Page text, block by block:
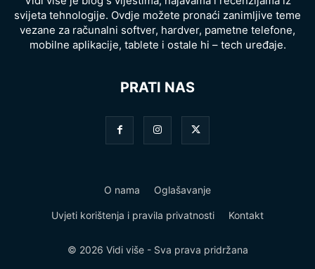
svijeta tehnologije. Ovdje možete pronaći zanimljive teme
vezane za računalni softver, hardver, pametne telefone,
mobilne aplikacije, tablete i ostale hi – tech uređaje.
PRATI NAS
O nama Oglašavanje
Uvjeti korištenja i pravila privatnosti Kontakt
© 2026 Vidi više - Sva prava pridržana